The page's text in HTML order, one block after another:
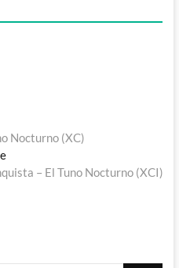
Nocturno (XC)
Entrada
siguiente:– El Tuno Nocturno (XCI)